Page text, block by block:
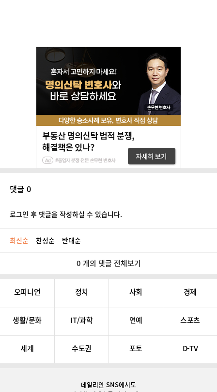
댓글 0
로그인 후 댓글을 작성하실 수 있습니다.
최신순 찬성순 반대순
0 개의 댓글 전체보기
오피니언 정치 사회 경제
생활/문화 IT/과학 연예 스포츠
세계 수도권 포토 D-TV
데일리안 SNS에서도